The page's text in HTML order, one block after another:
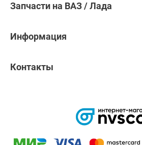
Запчасти на ВАЗ / Лада
Информация
Контакты